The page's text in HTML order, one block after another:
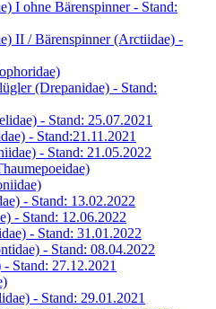
I ohne Bärenspinner - Stand:
II / Bärenspinner (Arctiidae) -
(Drepanidae) - Stand:
- Stand: 25.07.2021
- Stand:21.11.2021
- Stand: 21.05.2022
- Stand: 13.02.2022
- Stand: 12.06.2022
- Stand: 31.01.2022
- Stand: 08.04.2022
Stand: 27.12.2021
- Stand: 29.01.2021